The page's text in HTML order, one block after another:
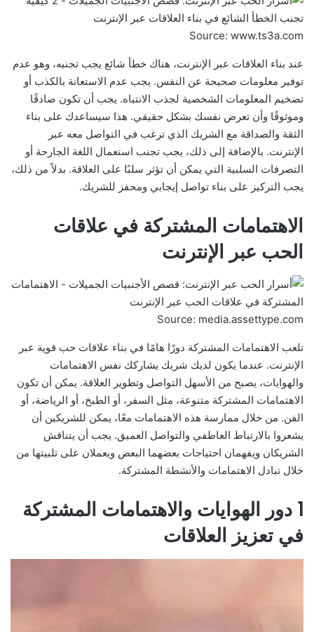
Source: www.ts3a.com
عند بناء العلاقات عبر الإنترنت، هناك خطأ شائع يجب تجنبه، وهو عدم
توفير معلومات صحيحة عن النفس. يجب عدم الاستعانة بالكذب أو
تضخيم المعلومات الشخصية لجذب الانتباه. يجب أن تكون صادقًا
وموثوقًا وأن تعرض نفسك بشكل حقيقي. هذا سيساعدك على بناء
الثقة والصداقة مع الشريك الذي ترغب في التواصل معه عبر
الإنترنت. بالإضافة إلى ذلك، يجب تجنب استعمال اللغة الجارحة أو
التصرفات السلبية التي يمكن أن تؤثر سلبًا على العلاقة. بدلاً من ذلك،
يجب التركيز على بناء تواصل إيجابي ومحفز للشريك.
الاهتمامات المشتركة في علاقات
الحب عبر الإنترنت
Source: media.assettype.com
تلعب الاهتمامات المشتركة دورًا هامًا في بناء علاقات حب قوية عبر
الإنترنت. عندما يكون لديك شريك يشاركك نفس الاهتمامات
والهوايات، يصبح من الأسهل التواصل وتطوير العلاقة. يمكن أن تكون
الاهتمامات المشتركة متنوعة، مثل السفر، أو الطبخ، أو الرياضة، أو
الفن. من خلال ممارسة هذه الاهتمامات معًا، يمكن للشريكين أن
يشعروا بالارتباط العاطفي والتواصل العميق. يجب أن يتناقش
الشريكان ويفهمان احتياجات بعضهما البعض ويعملان على تلبيتها من
خلال تبادل الاهتمامات والأنشطة المشتركة.
1 دور الهوايات والاهتمامات المشتركة
في تعزيز العلاقات